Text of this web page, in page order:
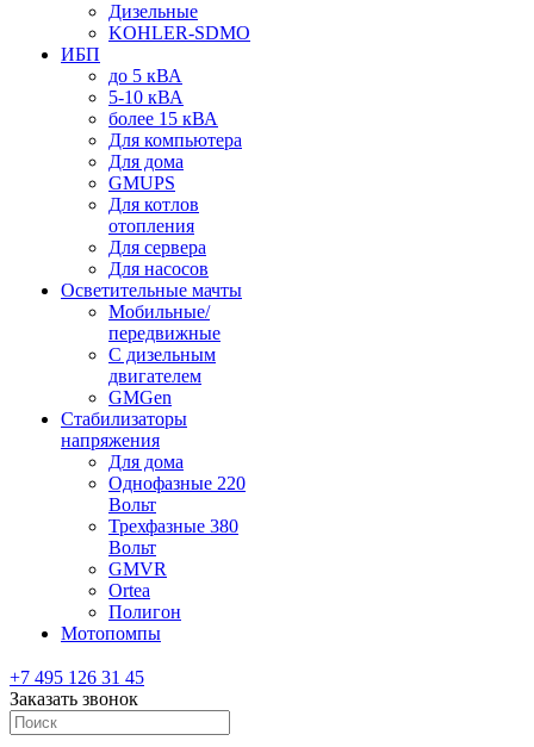
Дизельные
KOHLER-SDMO
ИБП
до 5 кВА
5-10 кВА
более 15 кВА
Для компьютера
Для дома
GMUPS
Для котлов
отопления
Для сервера
Для насосов
Осветительные мачты
Мобильные/
передвижные
С дизельным
двигателем
GMGen
Стабилизаторы
напряжения
Для дома
Однофазные 220
Вольт
Трехфазные 380
Вольт
GMVR
Ortea
Полигон
Мотопомпы
+7 495 126 31 45
Заказать звонок